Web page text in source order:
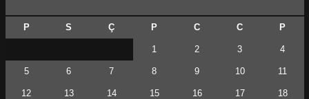
P S Ç P C C P
1 2 3 4
5 6 7 8 9 10 11
12 13 14 15 16 17 18